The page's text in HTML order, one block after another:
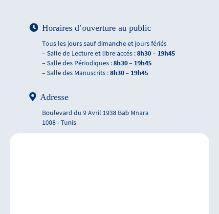
Horaires d’ouverture au public
Tous les jours sauf dimanche et jours fériés
– Salle de Lecture et libre accés :8h30 – 19h45
– Salle des Périodiques :8h30 – 19h45
– Salle des Manuscrits :8h30 – 19h45
Adresse
Boulevard du 9 Avril 1938 Bab Mnara
1008 - Tunis